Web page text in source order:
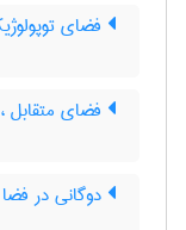
فضای
فضای متقابل
دوگانی در فضا